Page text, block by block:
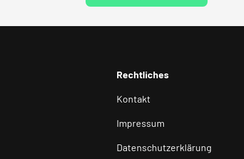
Rechtliches
Kontakt
Impressum
Datenschutzerklärung